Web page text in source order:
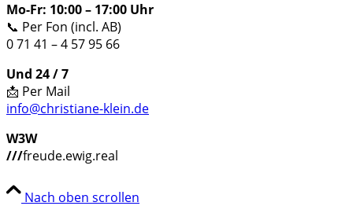
Mo-Fr: 10:00 – 17:00 Uhr
📞 Per Fon (incl. AB)
0 71 41 – 4 57 95 66
Und 24 / 7
📩 Per Mail
info@christiane-klein.de
W3W
///freude.ewig.real
Nach oben scrollen